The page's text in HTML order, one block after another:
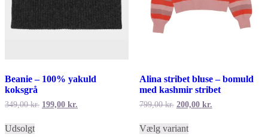
Beanie – 100% yakuld
koksgrå
349,00kr. Den
199,00 kr.
Udsolgt
Alina stribet bluse – bomuld
med kashmir stribet
799,00kr. Den
pris
var:
200,00 kr.Den
Vælg variantvare